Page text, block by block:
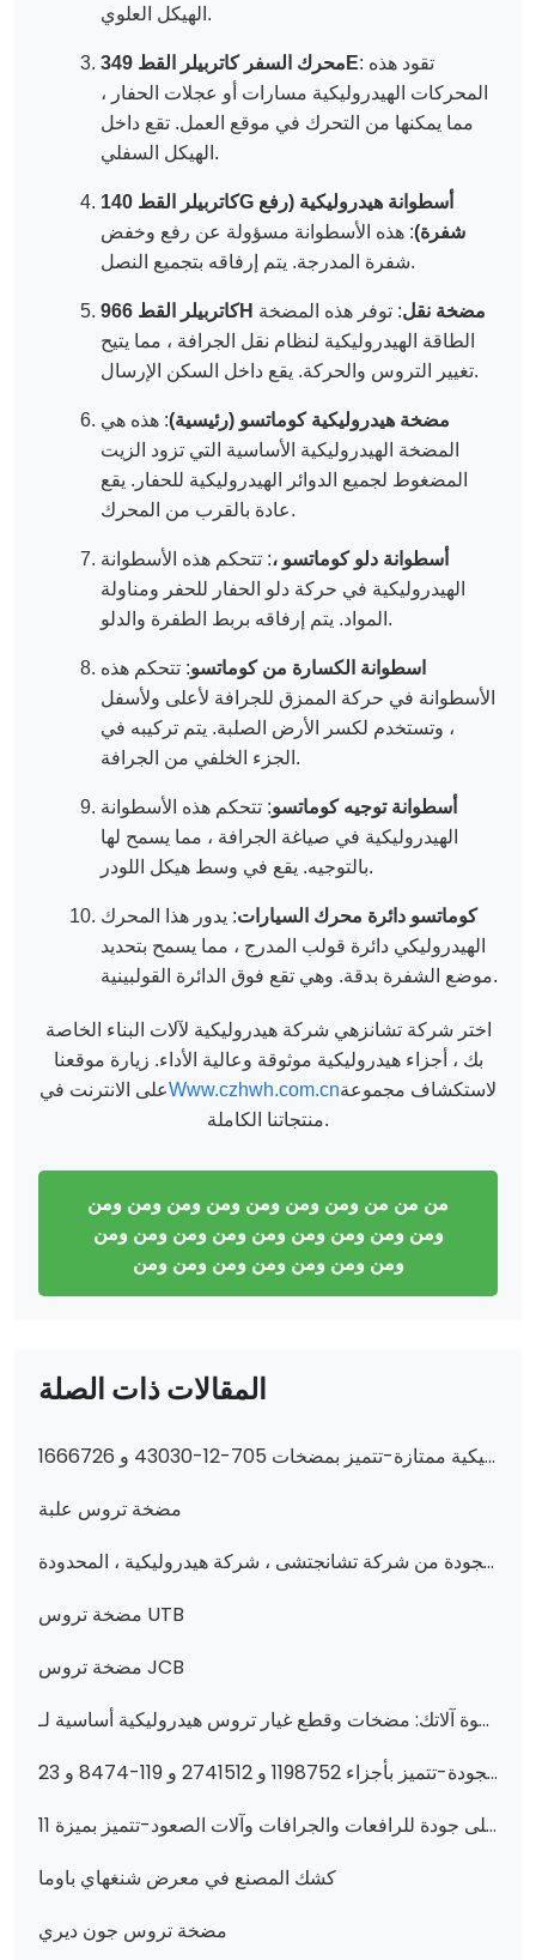
الهيكل العلوي.
محرك السفر كاتربيلر القط 349E: تقود هذه
المحركات الهيدروليكية مسارات أو عجلات الحفار ،
مما يمكنها من التحرك في موقع العمل. تقع داخل
الهيكل السفلي.
كاتربيلر القط 140G أسطوانة هيدروليكية (رفع
شفرة): هذه الأسطوانة مسؤولة عن رفع وخفض
شفرة المدرجة. يتم إرفاقه بتجميع النصل.
كاتربيلر القط 966H مضخة نقل: توفر هذه المضخة
الطاقة الهيدروليكية لنظام نقل الجرافة ، مما يتيح
تغيير التروس والحركة. يقع داخل السكن الإرسال.
مضخة هيدروليكية كوماتسو (رئيسية): هذه هي
المضخة الهيدروليكية الأساسية التي تزود الزيت
المضغوط لجميع الدوائر الهيدروليكية للحفار. يقع
عادة بالقرب من المحرك.
أسطوانة دلو كوماتسو ،: تتحكم هذه الأسطوانة
الهيدروليكية في حركة دلو الحفار للحفر ومناولة
المواد. يتم إرفاقه بربط الطفرة والدلو.
اسطوانة الكسارة من كوماتسو: تتحكم هذه
الأسطوانة في حركة الممزق للجرافة لأعلى ولأسفل
، وتستخدم لكسر الأرض الصلبة. يتم تركيبه في
الجزء الخلفي من الجرافة.
أسطوانة توجيه كوماتسو: تتحكم هذه الأسطوانة
الهيدروليكية في صياغة الجرافة ، مما يسمح لها
بالتوجيه. يقع في وسط هيكل اللودر.
كوماتسو دائرة محرك السيارات: يدور هذا المحرك
الهيدروليكي دائرة قولب المدرج ، مما يسمح بتحديد
موضع الشفرة بدقة. وهي تقع فوق الدائرة القولبينية.
اختر شركة تشانزهي شركة هيدروليكية لآلات البناء الخاصة
بك ، أجزاء هيدروليكية موثوقة وعالية الأداء. زيارة موقعنا
على الانترنت فيWww.czhwh.com.cnلاستكشاف مجموعة
منتجاتنا الكاملة.
من من من ومن ومن ومن ومن ومن ومن ومن
ومن ومن ومن ومن ومن ومن ومن ومن ومن
ومن ومن ومن ومن ومن ومن ومن
المقالات ذات الصلة
عزّز أداء الجرافة والجرار بمضخات هيدروليكية ممتازة-تتميز بمضخات 705-12-43030 و 1666726M91 و 705-41-02310 والمزيد!
مضخة تروس علبة
عزّز أداء أجهزتك بمضخات هيدروليكية عالية الجودة من شركة تشانجتشى ، شركة هيدروليكية ، المحدودة.
مضخة تروس UTB
مضخة تروس JCB
عزز قوة آلاتك: مضخات وقطع غيار تروس هيدروليكية أساسية لـ XGMA و Komatsu والمزيد من اللوادر والجرافات-اعثر على قطع غيار موثوقة في هيدروليكي من تشانجزهي
عزز أداء آلات البناء الخاصة بك بأجزاء هيدروليكية عالية الجودة-تتميز بأجزاء 1198752 و 2741512 و 119-8474 و 23b-6211501 و 6C0570 و 51330518 و 1198748 و 333/G5393 و 705-95-07269 و 400910-00419 و 6677729 و 705-61-2
مضخات وقطع غيار التروس الهيدروليكية الأساسية لآلات البناء: أعلى جودة للرافعات والجرافات وآلات الصعود-تتميز بميزة 11C0026 و 705-14-41040 و 7S4629 والمزيد من شركة تشانجي وهواوي
كشك المصنع في معرض شنغهاي باوما
مضخة تروس جون ديري